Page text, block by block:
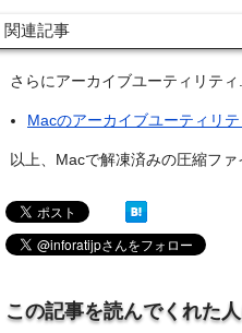
関連記事
さらにアーカイブユーティリテ
Macのアーカイブユーティリ
以上、Macで解凍済みの圧縮フ
この記事を読んでくれた